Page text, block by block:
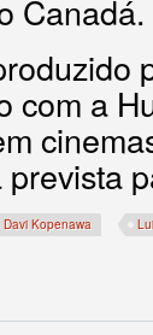
Canadá.
com a
prevista
Davi Kopenawa